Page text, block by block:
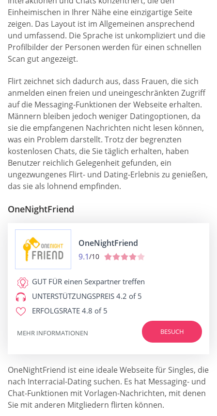
Einheimischen in Ihrer Nähe eine einzigartige Seite
zeigen. Das Layout ist im Allgemeinen ansprechend
und umfassend. Die Sprache ist unkompliziert und die
Profilbilder der Personen werden für einen schnellen
Scan gut angezeigt.
Flirt zeichnet sich dadurch aus, dass Frauen, die sich
anmelden einen freien und uneingeschränkten Zugriff
auf die Messaging-Funktionen der Webseite erhalten.
Männern bleiben jedoch weniger Datingoptionen, da
sie die empfangenen Nachrichten nicht lesen können,
was ein Problem darstellt. Trotz der begrenzten
kostenlosen Chats, die Sie täglich erhalten, haben
Benutzer reichlich Gelegenheit gefunden, ein
ungezwungenes Flirt- und Dating-Erlebnis zu genießen,
das sie als lohnend empfinden.
OneNightFriend
OneNightFriend
9.1/10
GUT FÜR einen Sexpartner treffen
UNTERSTÜTZUNGSPREIS 4.2 of 5
ERFOLGSRATE 4.8 of 5
BESUCH
MEHR INFORMATIONEN
OneNightFriend ist eine ideale Webseite für Singles, die
nach Interracial-Dating suchen. Es hat Messaging- und
Chat-Funktionen mit Vorlagen-Nachrichten, mit denen
Sie mit anderen Mitgliedern flirten können.